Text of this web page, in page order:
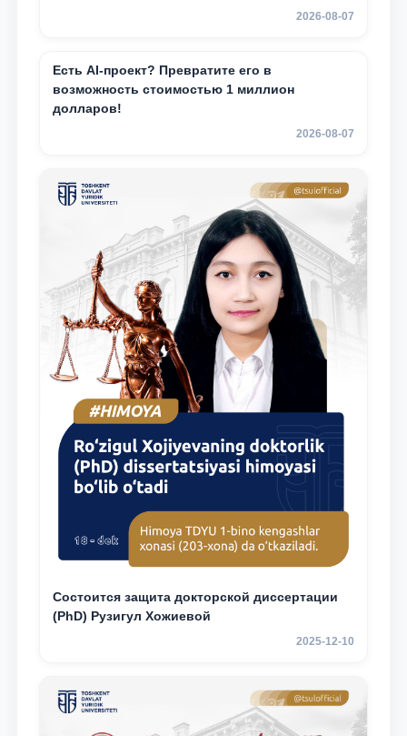
2026-08-07
Есть AI-проект? Превратите его в
возможность стоимостью 1 миллион
долларов!
2026-08-07
Состоится защита докторской диссертации
(PhD) Рузигул Xoжиевой
2025-12-10